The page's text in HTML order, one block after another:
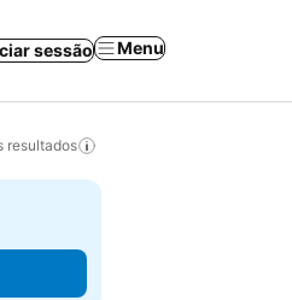
sessão Menu
resultados